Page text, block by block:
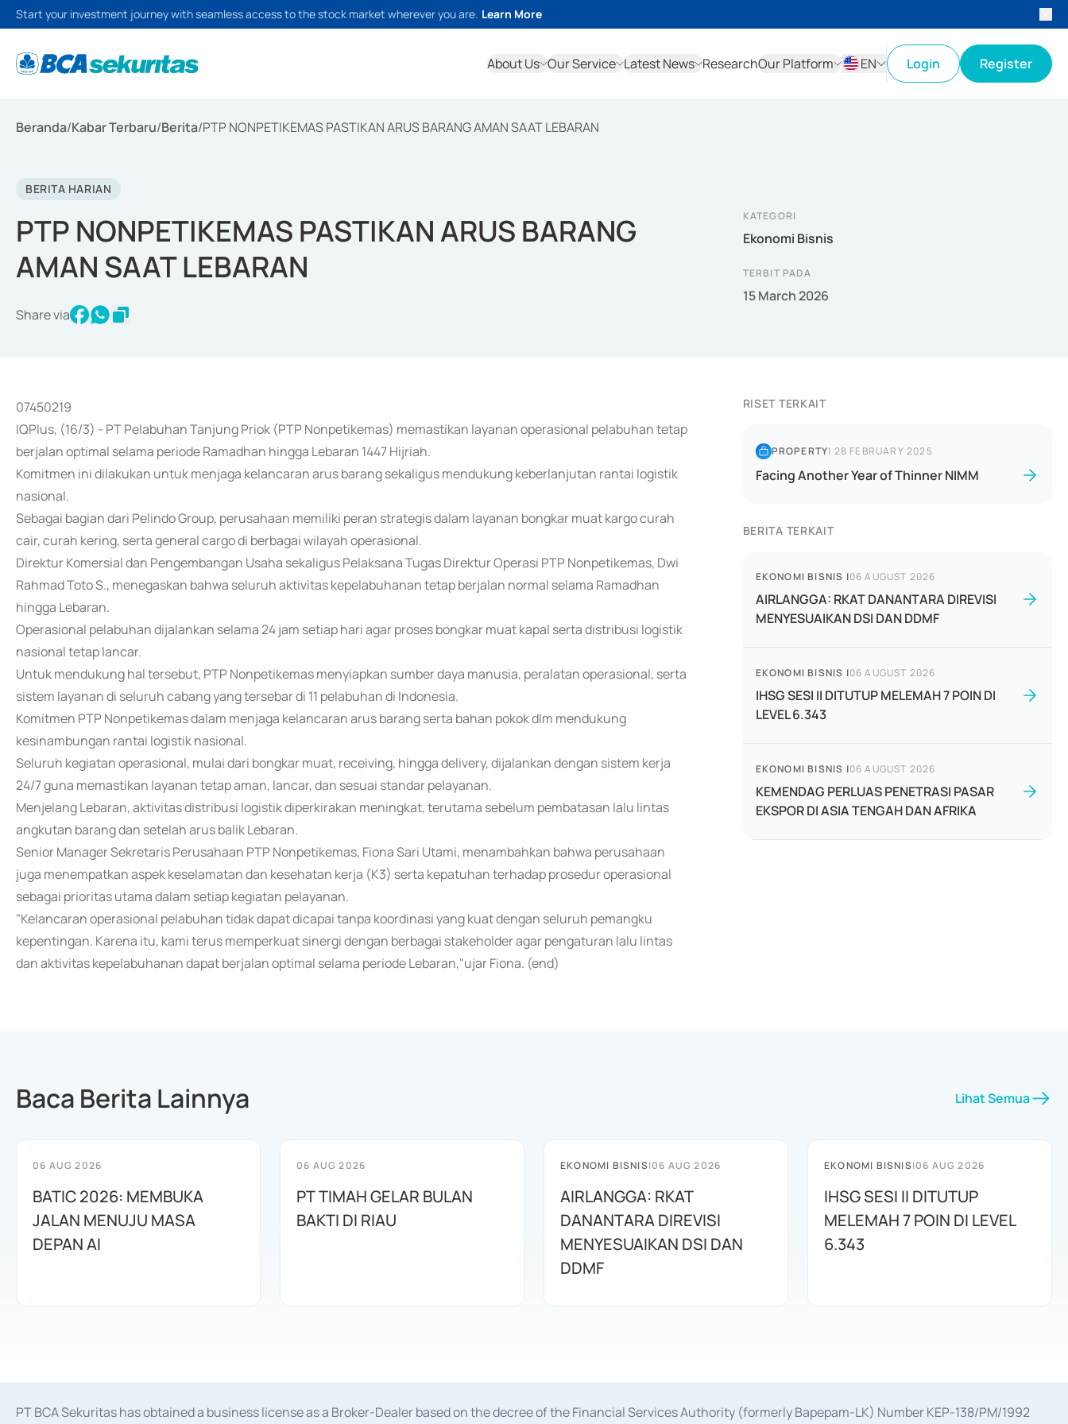
Start your investment journey with seamless access to the stock market wherever you are. Learn More
About Us Our Service Latest News ResearchOur Platform
EN
Login Register
Beranda/Kabar Terbaru/Berita/PTP NONPETIKEMAS PASTIKAN ARUS BARANG AMAN SAAT LEBARAN
BERITA HARIAN
PTP NONPETIKEMAS PASTIKAN ARUS BARANG
AMAN SAAT LEBARAN
Share via
KATEGORI
Ekonomi Bisnis
TERBIT PADA
15 March 2026
07450219
IQPlus, (16/3) - PT Pelabuhan Tanjung Priok (PTP Nonpetikemas) memastikan layanan operasional pelabuhan tetap
berjalan optimal selama periode Ramadhan hingga Lebaran 1447 Hijriah.
Komitmen ini dilakukan untuk menjaga kelancaran arus barang sekaligus mendukung keberlanjutan rantai logistik
nasional.
Sebagai bagian dari Pelindo Group, perusahaan memiliki peran strategis dalam layanan bongkar muat kargo curah
cair, curah kering, serta general cargo di berbagai wilayah operasional.
Direktur Komersial dan Pengembangan Usaha sekaligus Pelaksana Tugas Direktur Operasi PTP Nonpetikemas, Dwi
Rahmad Toto S., menegaskan bahwa seluruh aktivitas kepelabuhanan tetap berjalan normal selama Ramadhan
hingga Lebaran.
Operasional pelabuhan dijalankan selama 24 jam setiap hari agar proses bongkar muat kapal serta distribusi logistik
nasional tetap lancar.
Untuk mendukung hal tersebut, PTP Nonpetikemas menyiapkan sumber daya manusia, peralatan operasional, serta
sistem layanan di seluruh cabang yang tersebar di 11 pelabuhan di Indonesia.
Komitmen PTP Nonpetikemas dalam menjaga kelancaran arus barang serta bahan pokok dlm mendukung
kesinambungan rantai logistik nasional.
Seluruh kegiatan operasional, mulai dari bongkar muat, receiving, hingga delivery, dijalankan dengan sistem kerja
24/7 guna memastikan layanan tetap aman, lancar, dan sesuai standar pelayanan.
Menjelang Lebaran, aktivitas distribusi logistik diperkirakan meningkat, terutama sebelum pembatasan lalu lintas
angkutan barang dan setelah arus balik Lebaran.
Senior Manager Sekretaris Perusahaan PTP Nonpetikemas, Fiona Sari Utami, menambahkan bahwa perusahaan
juga menempatkan aspek keselamatan dan kesehatan kerja (K3) serta kepatuhan terhadap prosedur operasional
sebagai prioritas utama dalam setiap kegiatan pelayanan.
"Kelancaran operasional pelabuhan tidak dapat dicapai tanpa koordinasi yang kuat dengan seluruh pemangku
kepentingan. Karena itu, kami terus memperkuat sinergi dengan berbagai stakeholder agar pengaturan lalu lintas
dan aktivitas kepelabuhanan dapat berjalan optimal selama periode Lebaran,"ujar Fiona. (end)
RISET TERKAIT
PROPERTY| 28 FEBRUARY 2025
Facing Another Year of Thinner NIMM
BERITA TERKAIT
EKONOMI BISNIS |06 AUGUST 2026
AIRLANGGA: RKAT DANANTARA DIREVISI
MENYESUAIKAN DSI DAN DDMF
EKONOMI BISNIS |06 AUGUST 2026
IHSG SESI II DITUTUP MELEMAH 7 POIN DI
LEVEL 6.343
EKONOMI BISNIS |06 AUGUST 2026
KEMENDAG PERLUAS PENETRASI PASAR
EKSPOR DI ASIA TENGAH DAN AFRIKA
Baca Berita Lainnya Lihat Semua
06 AUG 2026
BATIC 2026: MEMBUKA
JALAN MENUJU MASA
DEPAN AI
06 AUG 2026
PT TIMAH GELAR BULAN
BAKTI DI RIAU
EKONOMI BISNIS|06 AUG 2026
AIRLANGGA: RKAT
DANANTARA DIREVISI
MENYESUAIKAN DSI DAN
DDMF
EKONOMI BISNIS|06 AUG 2026
IHSG SESI II DITUTUP
MELEMAH 7 POIN DI LEVEL
6.343
PT BCA Sekuritas has obtained a business license as a Broker-Dealer based on the decree of the Financial Services Authority (formerly Bapepam-LK) Number KEP-138/PM/1992